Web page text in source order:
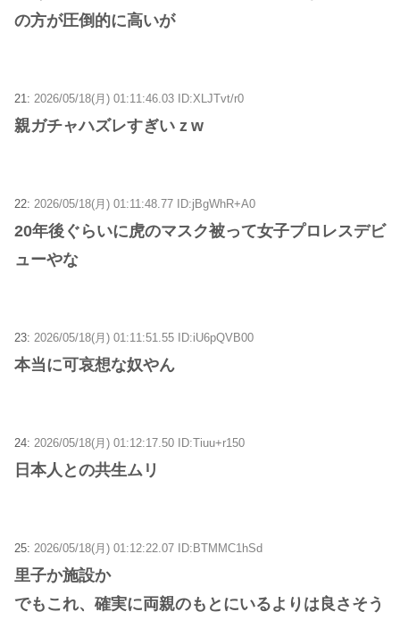
の方が圧倒的に高いが
21: 2026/05/18(月) 01:11:46.03 ID:XLJTvt/r0
親ガチャハズレすぎいｚw
22: 2026/05/18(月) 01:11:48.77 ID:jBgWhR+A0
20年後ぐらいに虎のマスク被って女子プロレスデビ
ューやな
23: 2026/05/18(月) 01:11:51.55 ID:iU6pQVB00
本当に可哀想な奴やん
24: 2026/05/18(月) 01:12:17.50 ID:Tiuu+r150
日本人との共生ムリ
25: 2026/05/18(月) 01:12:22.07 ID:BTMMC1hSd
里子か施設か
でもこれ、確実に両親のもとにいるよりは良さそう